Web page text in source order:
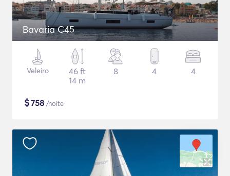
Bavaria C45
Veleiro
46 ft
14 m
8 4 4
$758 /noite